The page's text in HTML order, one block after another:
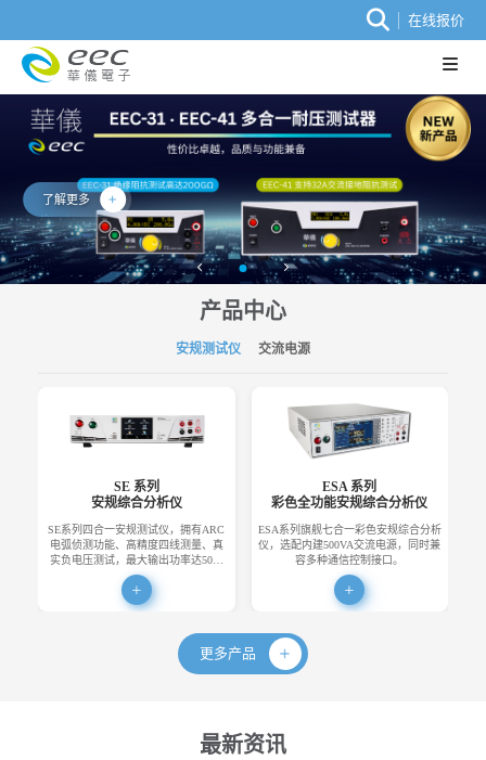
在线报价
了解更多
产品中心
安规测试仪 交流电源
SE 系列
安规综合分析仪
SE系列四合一安规测试仪，拥有ARC
电弧侦测功能、高精度四线测量、真
实负电压测试，最大输出功率达50…
ESA 系列
彩色全功能安规综合分析仪
ESA系列旗舰七合一彩色安规综合分析
仪，选配内建500VA交流电源，同时兼
容多种通信控制接口。
更多产品
最新资讯